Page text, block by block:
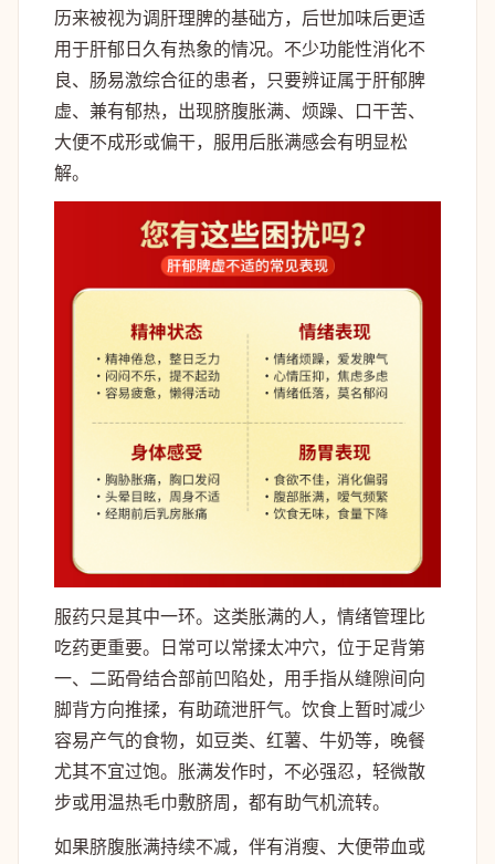
历来被视为调肝理脾的基础方，后世加味后更适
用于肝郁日久有热象的情况。不少功能性消化不
良、肠易激综合征的患者，只要辨证属于肝郁脾
虚、兼有郁热，出现脐腹胀满、烦躁、口干苦、
大便不成形或偏干，服用后胀满感会有明显松
解。
服药只是其中一环。这类胀满的人，情绪管理比
吃药更重要。日常可以常揉太冲穴，位于足背第
一、二跖骨结合部前凹陷处，用手指从缝隙间向
脚背方向推揉，有助疏泄肝气。饮食上暂时减少
容易产气的食物，如豆类、红薯、牛奶等，晚餐
尤其不宜过饱。胀满发作时，不必强忍，轻微散
步或用温热毛巾敷脐周，都有助气机流转。
如果脐腹胀满持续不减，伴有消瘦、大便带血或